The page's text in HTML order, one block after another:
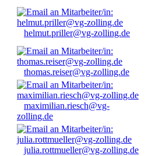
helmut.priller@vg-zolling.de
thomas.reiser@vg-zolling.de
maximilian.riesch@vg-
zolling.de
julia.rottmueller@vg-zolling.de